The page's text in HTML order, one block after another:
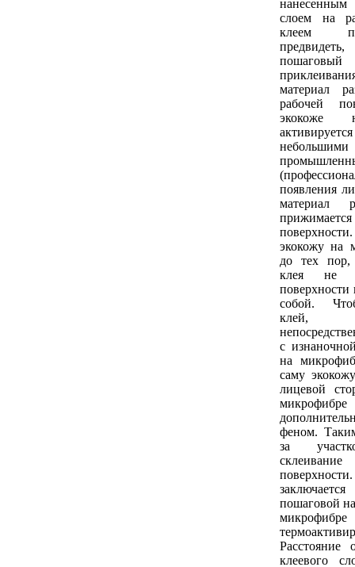
слоем на
клеем
материал
рабочей
экокоже
появления
материал
экокожу на
до тех пор,
клея не
собой.
клей,
с
на
саму
лицевой
микрофибре
феном.
за
пошаговой
клеевого